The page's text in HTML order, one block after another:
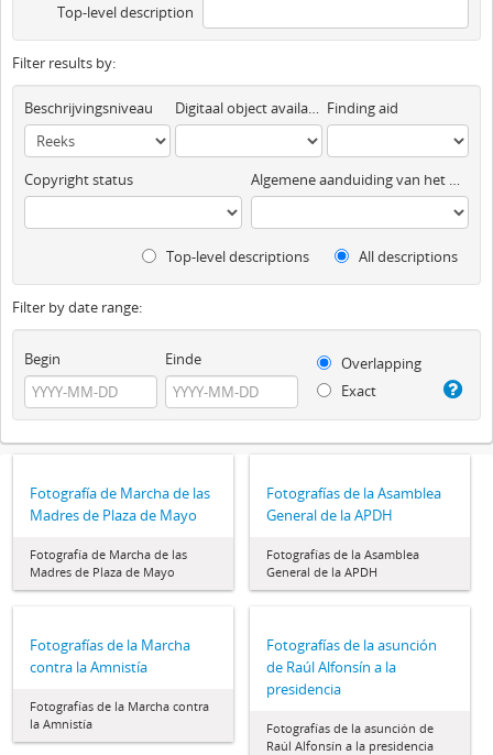
Top-level description
Filter results by:
Beschrijvingsniveau Digitaal object available Finding aid
Copyright status Algemene aanduiding van het materiaal
Top-level descriptions All descriptions
Filter by date range:
Begin Einde
Overlapping
Exact
Fotografía de Marcha de las
Madres de Plaza de Mayo
Fotografía de Marcha de las
Madres de Plaza de Mayo
Fotografías de la Asamblea
General de la APDH
Fotografías de la Asamblea
General de la APDH
Fotografías de la Marcha
contra la Amnistía
Fotografías de la Marcha contra
la Amnistía
Fotografías de la asunción
de Raúl Alfonsín a la
presidencia
Fotografías de la asunción de
Raúl Alfonsín a la presidencia